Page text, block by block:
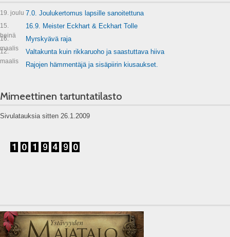
19. joulu 7.0. Joulukertomus lapsille sanoitettuna
15.
heinä
16.9. Meister Eckhart & Eckhart Tolle
16.
maalis
Myrskyävä raja
12.
maalis
Valtakunta kuin rikkaruoho ja saastuttava hiiva
Rajojen hämmentäjä ja sisäpiirin kiusaukset.
Mimeettinen tartuntatilasto
Sivulatauksia sitten 26.1.2009